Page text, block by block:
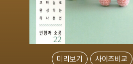
미리보기 사이즈비교